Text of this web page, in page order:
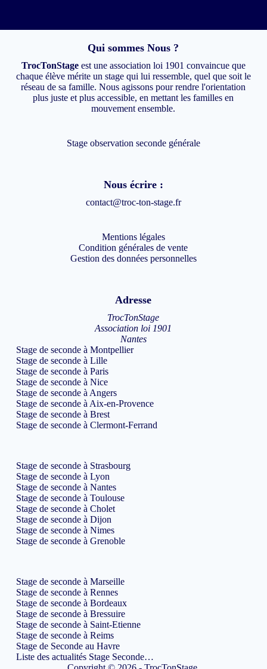
Qui sommes Nous ?
TrocTonStageest une association loi 1901 convaincue que
chaque élève mérite un stage qui lui ressemble, quel que soit le
réseau de sa famille. Nous agissons pour rendre l'orientation
plus juste et plus accessible, en mettant les familles en
mouvement ensemble.
Stage observation seconde générale
Nous écrire :
contact@troc-ton-stage.fr
Mentions légales
Condition générales de vente
Gestion des données personnelles
Adresse
TrocTonStage
Association loi 1901
Nantes
Stage de seconde à Montpellier
Stage de seconde à Lille
Stage de seconde à Paris
Stage de seconde à Nice
Stage de seconde à Angers
Stage de seconde à Aix-en-Provence
Stage de seconde à Brest
Stage de seconde à Clermont-Ferrand
Stage de seconde à Strasbourg
Stage de seconde à Lyon
Stage de seconde à Nantes
Stage de seconde à Toulouse
Stage de seconde à Cholet
Stage de seconde à Dijon
Stage de seconde à Nimes
Stage de seconde à Grenoble
Stage de seconde à Marseille
Stage de seconde à Rennes
Stage de seconde à Bordeaux
Stage de seconde à Bressuire
Stage de seconde à Saint-Etienne
Stage de seconde à Reims
Stage de Seconde au Havre
Liste des actualités Stage Seconde…